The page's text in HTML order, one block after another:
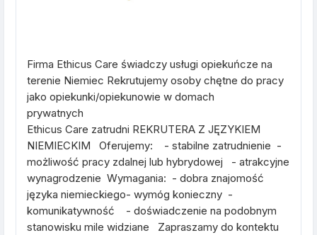
Firma Ethicus Care świadczy usługi opiekuńcze na
terenie Niemiec Rekrutujemy osoby chętne do pracy
jako opiekunki/opiekunowie w domach
Ethicus Care zatrudni REKRUTERA Z JĘZYKIEM
NIEMIECKIM Oferujemy: - stabilne zatrudnienie -
możliwość pracy zdalnej lub hybrydowej - atrakcyjne
wynagrodzenie Wymagania: - dobra znajomość
języka niemieckiego- wymóg konieczny -
komunikatywność - doświadczenie na podobnym
stanowisku mile widziane Zapraszamy do kontektu